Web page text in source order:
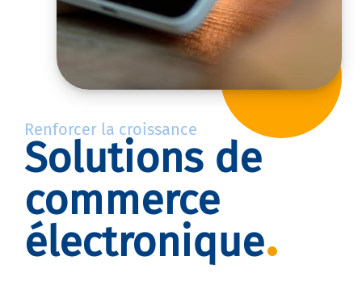
Renforcer la croissance
Solutions de
commerce
électronique